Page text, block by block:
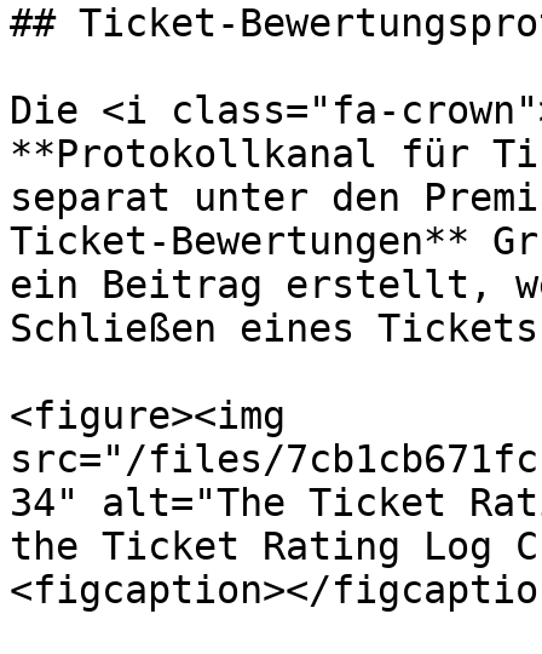
## Ticket-
Die <i class="fa-
**Protokollkanal für
separat unter den
Ticket-Bewertungen**
ein Beitrag erstellt,
Schließen eines
<figure><img
src="/files/
34" alt="The Ticket
the Ticket Rating Log
<figcaption></